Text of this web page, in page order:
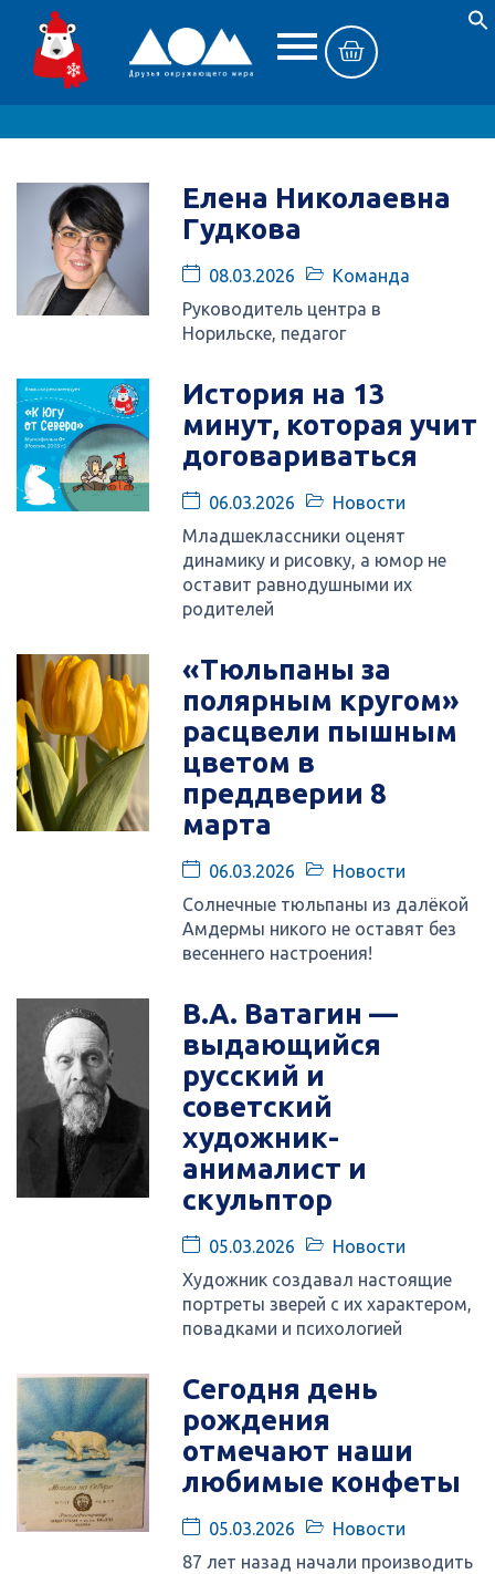
Елена Николаевна
Гудкова
08.03.2026
Команда
Руководитель центра в
Норильске, педагог
История на 13
минут, которая учит
договариваться
06.03.2026
Новости
Младшеклассники оценят
динамику и рисовку, а юмор не
оставит равнодушными их
родителей
«Тюльпаны за
полярным кругом»
расцвели пышным
цветом в
преддверии 8
марта
06.03.2026
Новости
Солнечные тюльпаны из далёкой
Амдермы никого не оставят без
весеннего настроения!
В.А. Ватагин —
выдающийся
русский и
советский
художник-
анималист и
скульптор
05.03.2026
Новости
Художник создавал настоящие
портреты зверей с их характером,
повадками и психологией
Сегодня день
рождения
отмечают наши
любимые конфеты
05.03.2026
Новости
87 лет назад начали производить